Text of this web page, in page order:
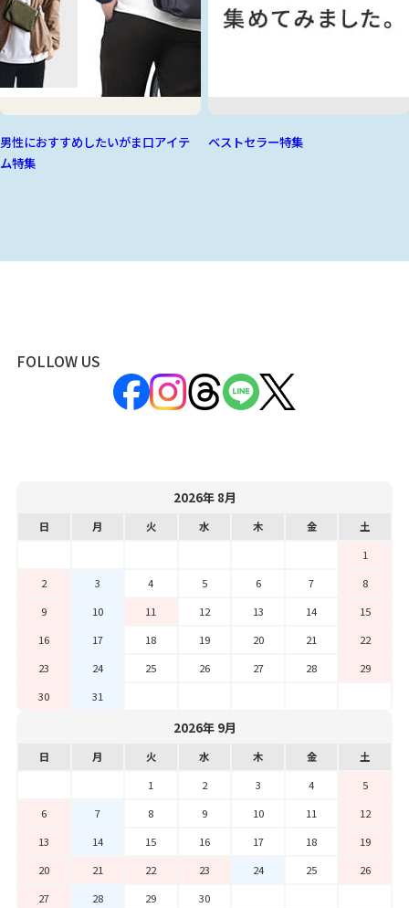
男性におすすめしたいがま口アイテ
ム特集
ベストセラー特集
FOLLOW US
2026年 8月
日 月 火 水 木 金
土
1
2
3 4 5 6 7
8
9
10 11 12 13 14
15
16
17 18 19 20 21
22
23
24 25 26 27 28
29
30
31
2026年 9月
日 月 火 水 木 金
土
1
2 3 4
5
6
7 8 9 10 11
12
13
14 15 16 17 18
19
20
21 22 23 24 25
26
27
28 29 30